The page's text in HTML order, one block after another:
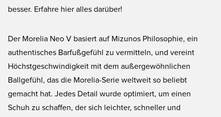
besser. Erfahre hier alles darüber!
Der Morelia Neo V basiert auf Mizunos Philosophie, ein
authentisches Barfußgefühl zu vermitteln, und vereint
Höchstgeschwindigkeit mit dem außergewöhnlichen
Ballgefühl, das die Morelia-Serie weltweit so beliebt
gemacht hat. Jedes Detail wurde optimiert, um einen
Schuh zu schaffen, der sich leichter, schneller und